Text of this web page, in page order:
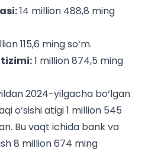
14 million 488,8 ming
115,6 ming so‘m.
1 million 874,5 ming
2024-yilgacha bo‘lgan
o‘sishi atigi 1 million 545
Bu vaqt ichida bank va
8 million 674 ming